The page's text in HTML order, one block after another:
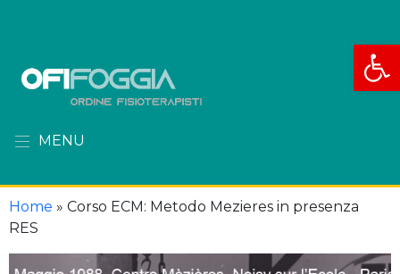
Apri
MENU
Home » Corso ECM: Metodo Mezieres in presenza
RES